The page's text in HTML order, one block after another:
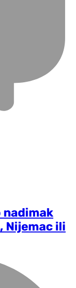
nadimak
Nijemac ili